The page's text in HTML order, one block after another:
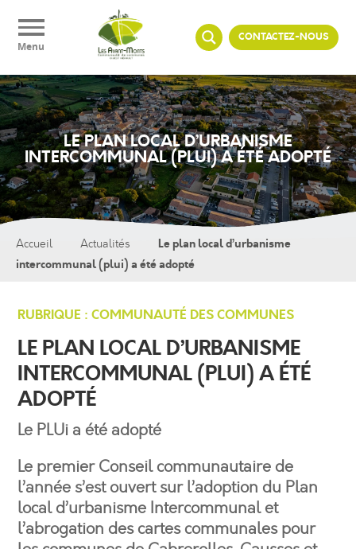
Menu
CONTACTEZ-NOUS
LE PLAN LOCAL D’URBANISME
INTERCOMMUNAL (PLUI) A ÉTÉ ADOPTÉ
Accueil Actualités
Le plan local d’urbanisme
intercommunal (plui) a été adopté
RUBRIQUE : COMMUNAUTÉ DES COMMUNES
LE PLAN LOCAL D’URBANISME
INTERCOMMUNAL (PLUI) A ÉTÉ
ADOPTÉ
Le PLUi a été adopté
Le premier Conseil communautaire de
l’année s’est ouvert sur l’adoption du Plan
local d’urbanisme Intercommunal et
l’abrogation des cartes communales pour
Panneau de gestion des cookies